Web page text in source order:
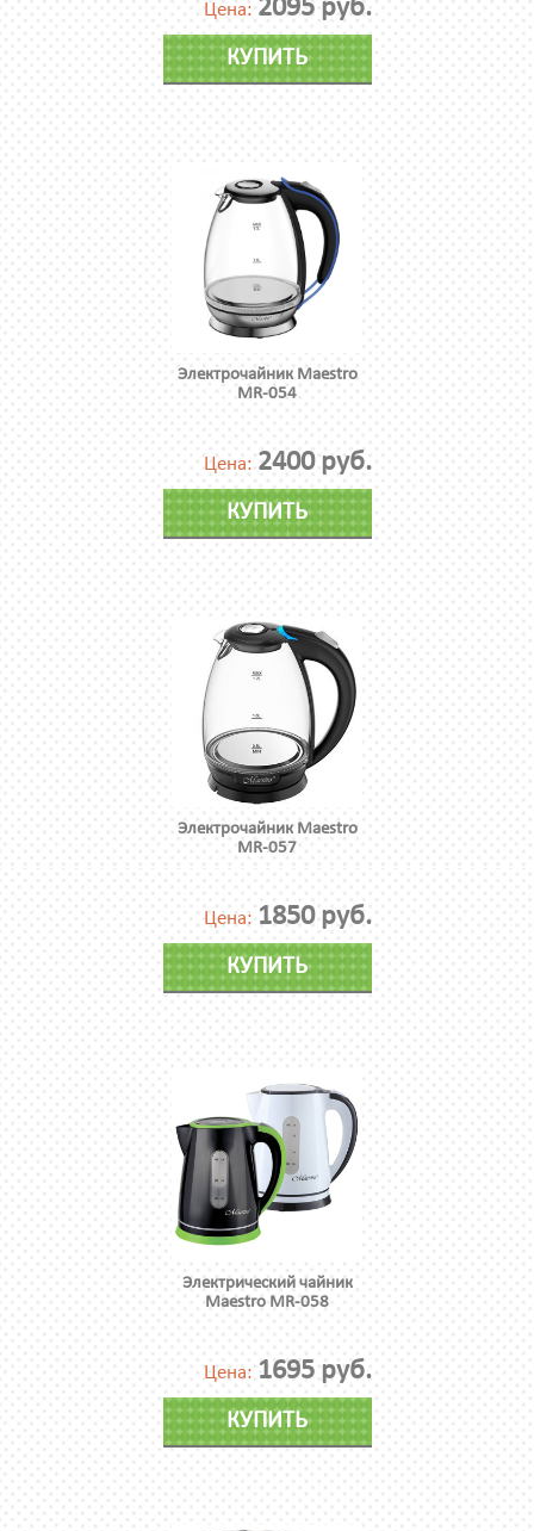
Цена: 2095 руб.
КУПИТЬ
Электрочайник Maestro
MR-054
Цена: 2400 руб.
КУПИТЬ
Электрочайник Maestro
MR-057
Цена: 1850 руб.
КУПИТЬ
Электрический чайник
Maestro MR-058
Цена: 1695 руб.
КУПИТЬ